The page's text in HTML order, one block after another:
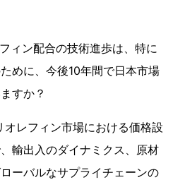
ィン配合の技術進歩は、特に
めに、今後10年間で日本市場
すか？
レフィン市場における価格設
輸出入のダイナミクス、原材
ーバルなサプライチェーンの